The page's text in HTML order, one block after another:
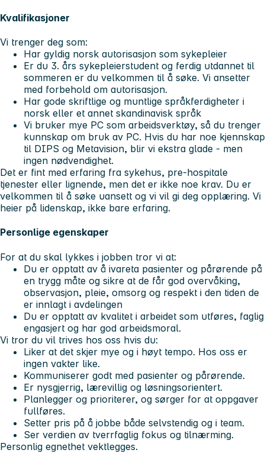
Kvalifikasjoner
Vi trenger deg som:
Har gyldig norsk autorisasjon som sykepleier
Er du 3. års sykepleierstudent og ferdig utdannet til
sommeren er du velkommen til å søke. Vi ansetter
med forbehold om autorisasjon.
Har gode skriftlige og muntlige språkferdigheter i
norsk eller et annet skandinavisk språk
Vi bruker mye PC som arbeidsverktøy, så du trenger
kunnskap om bruk av PC. Hvis du har noe kjennskap
til DIPS og Metavision, blir vi ekstra glade - men
ingen nødvendighet.
Det er fint med erfaring fra sykehus, pre-hospitale
tjenester eller lignende, men det er ikke noe krav. Du er
velkommen til å søke uansett og vi vil gi deg opplæring. Vi
heier på lidenskap, ikke bare erfaring.
Personlige egenskaper
For at du skal lykkes i jobben tror vi at:
Du er opptatt av å ivareta pasienter og pårørende på
en trygg måte og sikre at de får god overvåking,
observasjon, pleie, omsorg og respekt i den tiden de
er innlagt i avdelingen
Du er opptatt av kvalitet i arbeidet som utføres, faglig
engasjert og har god arbeidsmoral.
Vi tror du vil trives hos oss hvis du:
Liker at det skjer mye og i høyt tempo. Hos oss er
ingen vakter like.
Kommuniserer godt med pasienter og pårørende.
Er nysgjerrig, lærevillig og løsningsorientert.
Planlegger og prioriterer, og sørger for at oppgaver
fullføres.
Setter pris på å jobbe både selvstendig og i team.
Ser verdien av tverrfaglig fokus og tilnærming.
Personlig egnethet vektlegges.